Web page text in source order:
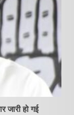
जारी हो गई